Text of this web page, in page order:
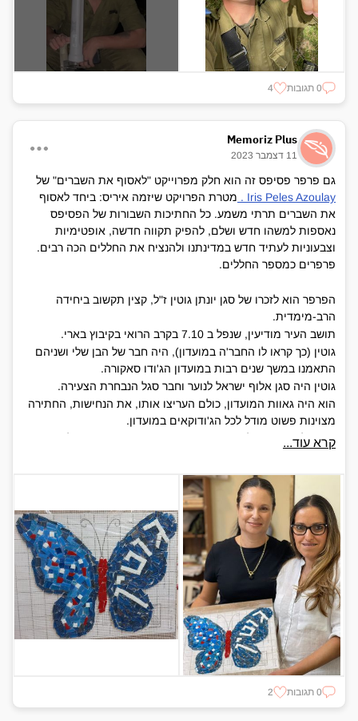
0 תגובות 4
Memoriz Plus
11 דצמבר 2023
גם פרפר פסיפס זה הוא חלק מפרוייקט "לאסוף את השברים" של
Iris Peles Azoulay .
מטרת הפרויקט שיזמה איריס: ביחד לאסוף
את השברים תרתי משמע. כל החתיכות השבורות של הפסיפס
נאספות למשהו חדש ושלם, להפיק תקווה חדשה, אופטימיות
וצבעוניות לעתיד חדש במדינתנו ולהנציח את החללים הכה רבים.
פרפרים כמספר החללים.
הפרפר הוא לזכרו של סגן יונתן גוטין ז"ל, קצין תקשוב ביחידה
הרב-מימדית.
תושב העיר מודיעין, שנפל ב 7.10 בקרב הרואי בקיבוץ בארי.
גוטין (כך קראו לו החבר'ה במועדון), היה חבר של הבן שלי ושניהם
התאמנו במשך שנים רבות במועדון הג'ודו סאקורה.
גוטין היה סגן אלוף ישראל לנוער וחבר סגל הנבחרת הצעירה.
הוא היה גאוות המועדון, כולם העריצו אותו, את הנחישות, החתירה
מצוינות פשוט מודל לכל הג'ודוקאים במועדון.
היתה לו אפשרות להיות ספורטאי מצטיין בצבא, אך בחר להיות
צבעי הפרפר שנבחרו, מייצגים את דרכו של גוטין בצבא.
הצבע הטורקיז הוא צבע הכומתה של חיל התקשוב, שבו החל את
דרכו הצבאית והצבע האדום, הוא צבע הכומתה של היחידה
הרב-מימדית שאליה השתייך.
אלוף בחייו, גיבור במותו.
כואבים את מותו ומבטיחים לזכור תמיד תמיד.
יהי זכרו ברוך.
משפחת עובד
קרא עוד...
0 תגובות 2